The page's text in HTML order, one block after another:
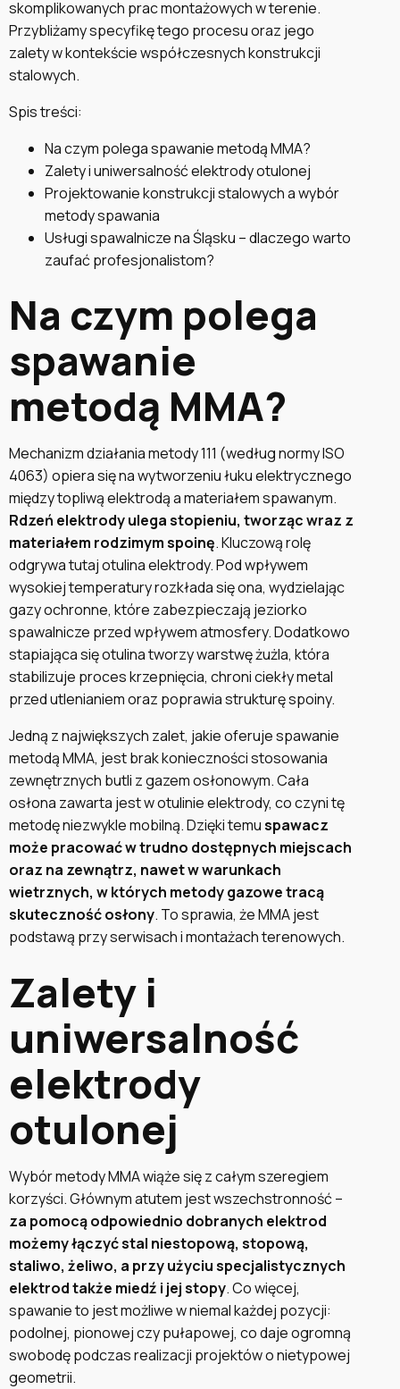
skomplikowanych prac montażowych w terenie.
Przybliżamy specyfikę tego procesu oraz jego
zalety w kontekście współczesnych konstrukcji
stalowych.
Spis treści:
Na czym polega spawanie metodą MMA?
Zalety i uniwersalność elektrody otulonej
Projektowanie konstrukcji stalowych a wybór
metody spawania
Usługi spawalnicze na Śląsku – dlaczego warto
zaufać profesjonalistom?
Na czym polega
spawanie
metodą MMA?
Mechanizm działania metody 111 (według normy ISO
4063) opiera się na wytworzeniu łuku elektrycznego
między topliwą elektrodą a materiałem spawanym.
Rdzeń elektrody ulega stopieniu, tworząc wraz z
materiałem rodzimym spoinę. Kluczową rolę
odgrywa tutaj otulina elektrody. Pod wpływem
wysokiej temperatury rozkłada się ona, wydzielając
gazy ochronne, które zabezpieczają jeziorko
spawalnicze przed wpływem atmosfery. Dodatkowo
stapiająca się otulina tworzy warstwę żużla, która
stabilizuje proces krzepnięcia, chroni ciekły metal
przed utlenianiem oraz poprawia strukturę spoiny.
Jedną z największych zalet, jakie oferuje spawanie
metodą MMA, jest brak konieczności stosowania
zewnętrznych butli z gazem osłonowym. Cała
osłona zawarta jest w otulinie elektrody, co czyni tę
metodę niezwykle mobilną. Dzięki temuspawacz
może pracować w trudno dostępnych miejscach
oraz na zewnątrz, nawet w warunkach
wietrznych, w których metody gazowe tracą
skuteczność osłony. To sprawia, że MMA jest
podstawą przy serwisach i montażach terenowych.
Zalety i
uniwersalność
elektrody
otulonej
Wybór metody MMA wiąże się z całym szeregiem
korzyści. Głównym atutem jest wszechstronność –
za pomocą odpowiednio dobranych elektrod
możemy łączyć stal niestopową, stopową,
staliwo, żeliwo, a przy użyciu specjalistycznych
elektrod także miedź i jej stopy. Co więcej,
spawanie to jest możliwe w niemal każdej pozycji:
podolnej, pionowej czy pułapowej, co daje ogromną
swobodę podczas realizacji projektów o nietypowej
geometrii.